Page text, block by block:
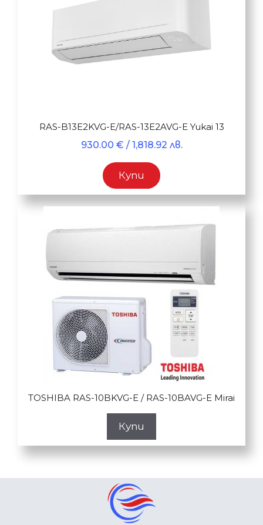
RAS-B13E2KVG-E/RAS-13E2AVG-E Yukai 13
930.00 € / 1,818.92 лв.
Купи
TOSHIBA RAS-10BKVG-E / RAS-10BAVG-E Mirai
Купи